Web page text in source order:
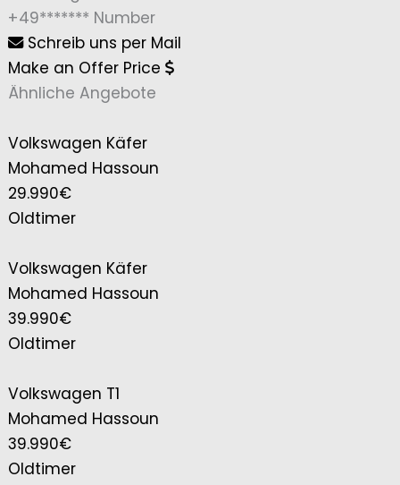
+49******* Number
Schreib uns per Mail
Make an Offer Price
Ähnliche Angebote
Volkswagen Käfer
Mohamed Hassoun
29.990€
Oldtimer
Volkswagen Käfer
Mohamed Hassoun
39.990€
Oldtimer
Volkswagen T1
Mohamed Hassoun
39.990€
Oldtimer